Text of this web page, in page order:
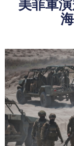
美菲軍